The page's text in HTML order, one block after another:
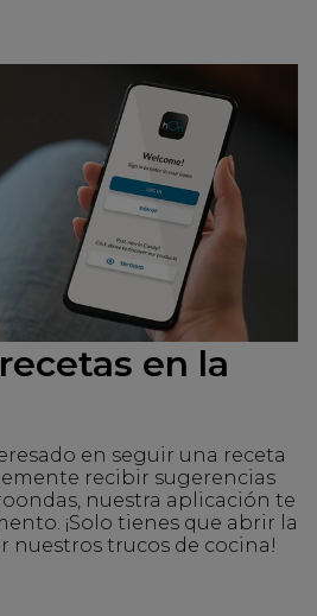
en la
en seguir una receta
recibir sugerencias
nuestra aplicación te
¡Solo tienes que abrir la
nuestros trucos de cocina!